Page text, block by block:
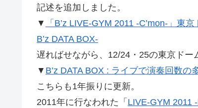
記述を追加しました。
▼
「B’z LIVE-GYM 2011 -C’mon-」東
B’z DATA BOX-
遅ればせながら、12/24・25の東京ドー
▼ B’z DATA BOX : ライブで演奏回数の
こちらも1年振りに更新。
2011年に行なわれた「 LIVE-GYM 2011